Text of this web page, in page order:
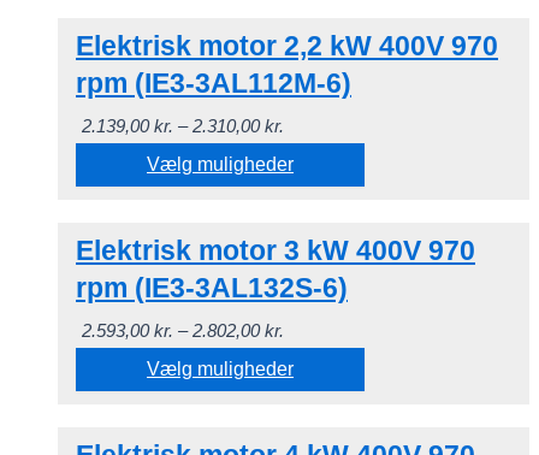
vælges
vare
har
varianter.
Mulighederne
vælges
Elektrisk motor 2,2 kW 400V 970
rpm (IE3-3AL112M-6)
2.139,00kr. – 2.310,00kr.
2.139,00 kr.
til
Vælg muligheder
vare
har
varianter.
Mulighederne
vælges
Elektrisk motor 3 kW 400V 970
rpm (IE3-3AL132S-6)
2.593,00kr. – 2.802,00kr.
2.593,00 kr.
til
Vælg muligheder